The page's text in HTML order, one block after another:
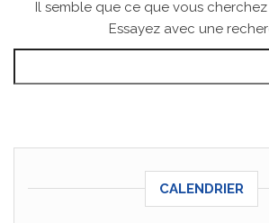
Il semble que ce que vous
Essayez avec une
CALENDRIER